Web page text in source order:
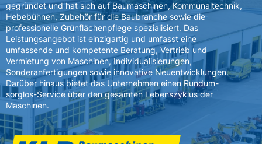
gegründet und hat sich auf Baumaschinen, Kommunaltechnik,
Hebebühnen, Zubehör für die Baubranche sowie die
professionelle Grünflächenpflege spezialisiert. Das
Leistungsangebot ist einzigartig und umfasst eine
umfassende und kompetente Beratung, Vertrieb und
Vermietung von Maschinen, Individualisierungen,
Sonderanfertigungen sowie innovative Neuentwicklungen.
Darüber hinaus bietet das Unternehmen einen Rundum-
sorglos-Service über den gesamten Lebenszyklus der
Maschinen.